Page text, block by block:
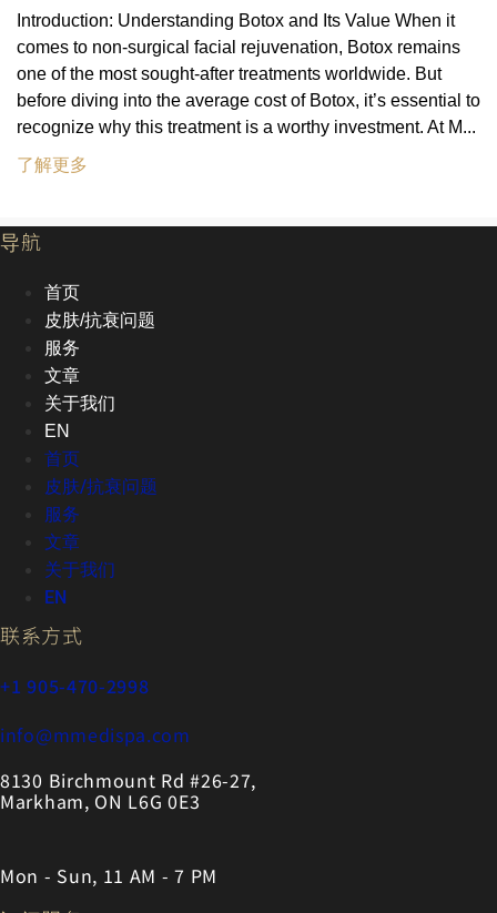
Introduction: Understanding Botox and Its Value When it
comes to non-surgical facial rejuvenation, Botox remains
one of the most sought-after treatments worldwide. But
before diving into the average cost of Botox, it’s essential to
recognize why this treatment is a worthy investment. At M...
了解更多
导航
首页
皮肤/抗衰问题
服务
文章
关于我们
EN
首页
皮肤/抗衰问题
服务
文章
关于我们
EN
联系方式
+1 905-470-2998
info@mmedispa.com
8130 Birchmount Rd #26-27,
Markham, ON L6G 0E3
Mon - Sun, 11 AM - 7 PM